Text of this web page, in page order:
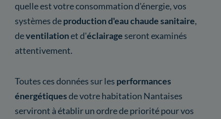
quelle est votre consommation d'énergie, vos
systèmes deproduction d'eau chaude sanitaire,
deventilationet d'éclairage seront examinés
attentivement.
Toutes ces données sur les performances
énergétiquesde votre habitation Nantaises
serviront à établir un ordre de priorité pour vos